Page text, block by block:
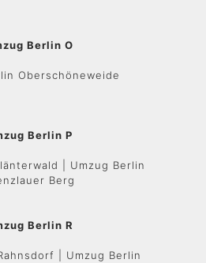
Berlin O
Oberschöneweide
Berlin P
| Umzug Berlin
Berg
Berlin R
| Umzug Berlin